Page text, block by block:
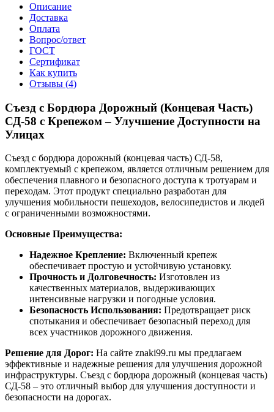
Описание
Доставка
Оплата
Вопрос/ответ
ГОСТ
Сертификат
Как купить
Отзывы (4)
Съезд с Бордюра Дорожный (Концевая Часть)
СД-58 с Крепежом – Улучшение Доступности на
Улицах
Съезд с бордюра дорожный (концевая часть) СД-58,
комплектуемый с крепежом, является отличным решением для
обеспечения плавного и безопасного доступа к тротуарам и
переходам. Этот продукт специально разработан для
улучшения мобильности пешеходов, велосипедистов и людей
с ограниченными возможностями.
Основные Преимущества:
Надежное Крепление: Включенный крепеж
обеспечивает простую и устойчивую установку.
Прочность и Долговечность: Изготовлен из
качественных материалов, выдерживающих
интенсивные нагрузки и погодные условия.
Безопасность Использования: Предотвращает риск
спотыкания и обеспечивает безопасный переход для
всех участников дорожного движения.
Решение для Дорог: На сайте znaki99.ru мы предлагаем
эффективные и надежные решения для улучшения дорожной
инфраструктуры. Съезд с бордюра дорожный (концевая часть)
СД-58 – это отличный выбор для улучшения доступности и
безопасности на дорогах.